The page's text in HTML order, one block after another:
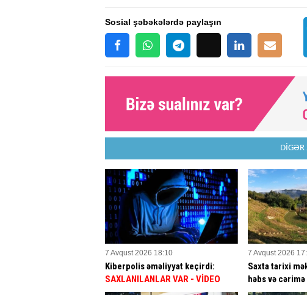
Sosial şəbəkələrdə paylaşın
7 Avqust 2026 18:10
Kiberpolis əməliyyat keçirdi:
SAXLANILANLAR VAR - VİDEO
7 Avqust 2026
Saxta tarixi
həbs və cərimə